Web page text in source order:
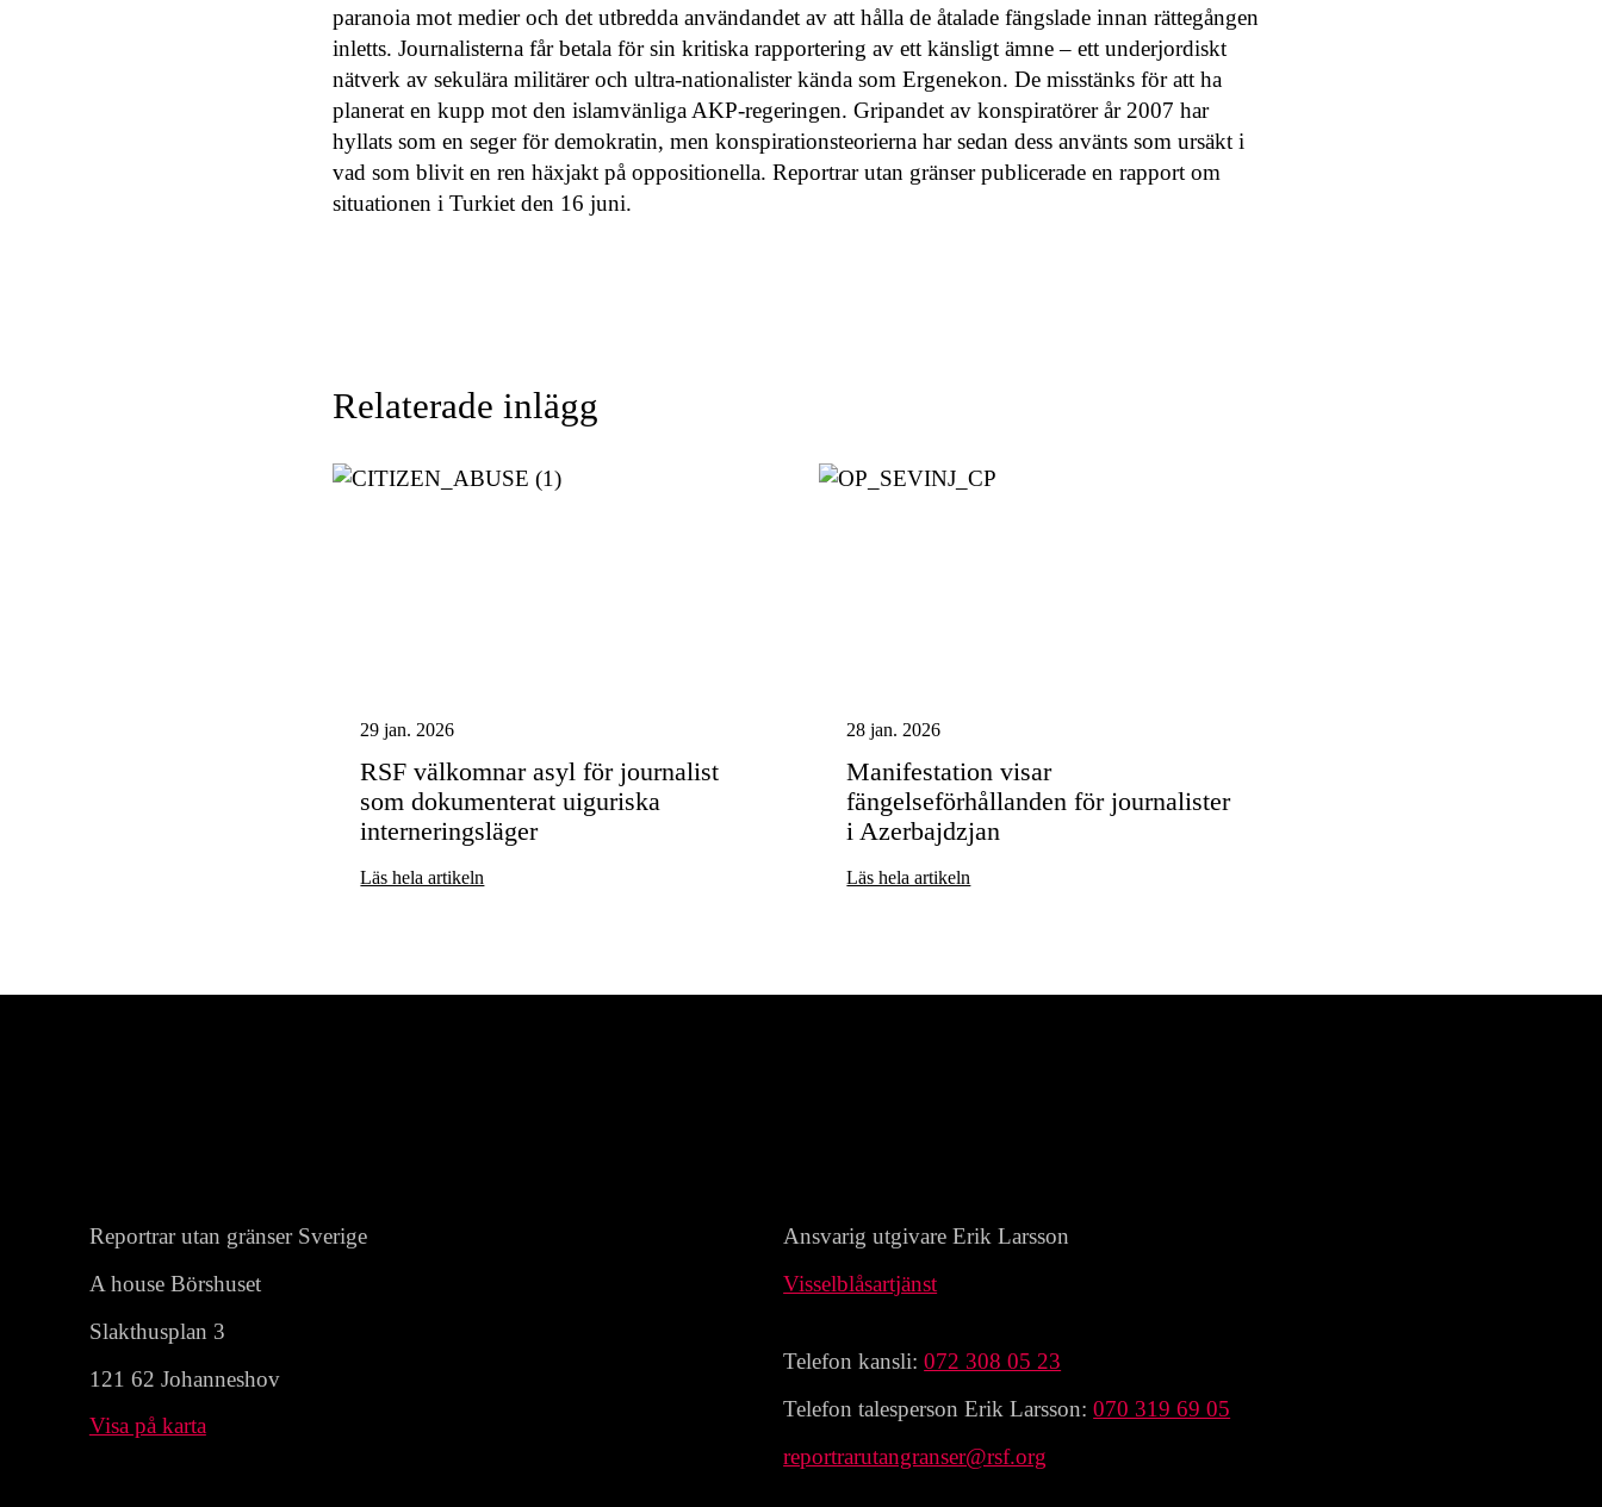
paranoia mot medier och det utbredda användandet av att hålla de åtalade fängslade innan rättegången
inletts. Journalisterna får betala för sin kritiska rapportering av ett känsligt ämne – ett underjordiskt
nätverk av sekulära militärer och ultra-nationalister kända som Ergenekon. De misstänks för att ha
planerat en kupp mot den islamvänliga AKP-regeringen. Gripandet av konspiratörer år 2007 har
hyllats som en seger för demokratin, men konspirationsteorierna har sedan dess använts som ursäkt i
vad som blivit en ren häxjakt på oppositionella. Reportrar utan gränser publicerade en rapport om
situationen i Turkiet den 16 juni.
Relaterade inlägg
29 jan. 2026
RSF välkomnar asyl för journalist
som dokumenterat uiguriska
interneringsläger
Läs hela artikeln
28 jan. 2026
Manifestation visar
fängelseförhållanden för journalister
i Azerbajdzjan
Läs hela artikeln
Reportrar utan gränser Sverige
A house Börshuset
Slakthusplan 3
121 62 Johanneshov
Visa på karta
Ansvarig utgivare Erik Larsson
Visselblåsartjänst
Telefon kansli:072 308 05 23
Telefon talesperson Erik Larsson:070 319 69 05
reportrarutangranser@rsf.org